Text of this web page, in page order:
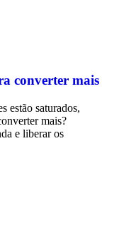
converter mais
estão saturados,
mais?
e liberar os